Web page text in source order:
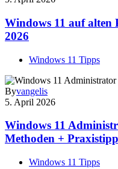
Windows 11 auf alten
2026
Windows 11 Tipps
Byvangelis
5. April 2026
Windows 11
Methoden +
Windows 11 Tipps